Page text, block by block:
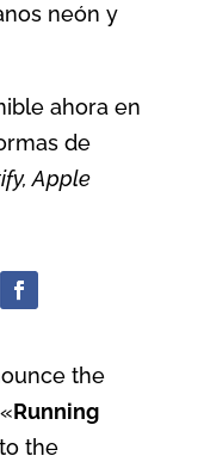
neón y
ahora en
de
Apple
the
Running
the